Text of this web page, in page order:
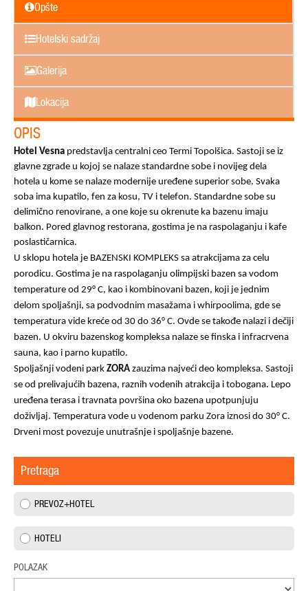
Opšte
Hotelski sadržaj
Galerija
Lokacija
OPIS
Hotel Vesna predstavlja centralni ceo Termi Topolšica. Sastoji se iz
glavne zgrade u kojoj se nalaze standardne sobe i novijeg dela
hotela u kome se nalaze modernije uređene superior sobe. Svaka
soba ima kupatilo, fen za kosu, TV i telefon. Standardne sobe su
delimično renovirane, a one koje su okrenute ka bazenu imaju
balkon. Pored glavnog restorana, gostima je na raspolaganju i kafe
poslastičarnica.
U sklopu hotela je BAZENSKI KOMPLEKS sa atrakcijama za celu
porodicu. Gostima je na raspolaganju olimpijski bazen sa vodom
temperature od 29° C, kao i kombinovani bazen, koji je jednim
delom spoljašnji, sa podvodnim masažama i whirpoolima, gde se
temperatura vide kreće od 30 do 36° C. Ovde se takođe nalazi i dečiji
bazen. U okviru bazenskog kompleksa nalaze se finska i infracrvena
sauna, kao i parno kupatilo.
Spoljašnji vodeni park ZORA zauzima najveći deo kompleksa. Sastoji
se od prelivajućih bazena, raznih vodenih atrakcija i tobogana. Lepo
uređena terasa i travnata površina oko bazena upotpunjuju
doživljaj. Temperatura vode u vodenom parku Zora iznosi do 30° C.
Drveni most povezuje unutrašnje i spoljašnje bazene.
Pretraga
PREVOZ+HOTEL
HOTELI
POLAZAK